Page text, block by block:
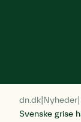
dn.dk Nyheder
Svenske grise